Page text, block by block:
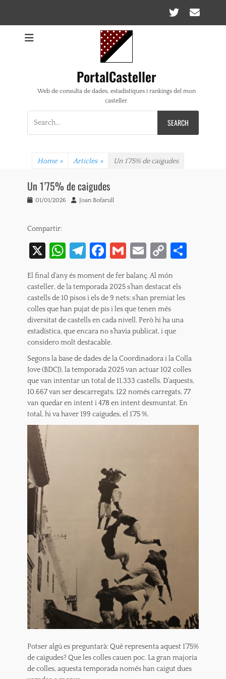
PortalCasteller
Web de consulta de dades, estadistiques i rankings del mon
casteller.
for:
Home » Articles » Un 1’75% de caigudes
Un 1’75% de caigudes
Posted01/01/2026 Author
Joan Bofarull
Compartir:
X
W
at
s
A
p
p
T
e
gr
a
m
Fa
e
b
o
o
k
G
ai
l
E
ai
l
C
p
y
Li
n
El final d’any és moment de fer balanç. Al món
casteller, de la temporada 2025 s’han destacat els
castells de 10 pisos i els de 9 nets; s’han premiat les
colles que han pujat de pis i les que tenen més
diversitat de castells en cada nivell. Però hi ha una
estadística, que encara no s’havia publicat, i que
considero molt destacable.
Segons la base de dades de la Coordinadora i la Colla
Jove (BDCJ), la temporada 2025 van actuar 102 colles
que van intentar un total de 11.333 castells. D’aquests,
10.667 van ser descarregats, 122 només carregats, 77
van quedar en intent i 478 en intent desmuntat. En
total, hi va haver 199 caigudes, el 1’75 %.
Potser algú es preguntarà: Què representa aquest 1’75%
de caigudes? Que les colles cauen poc. La gran majoria
de colles, aquesta temporada només han caigut dues